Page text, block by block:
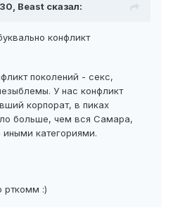
Beast сказал:
конфликт
поколений - секс,
У нас конфликт
корпорат, в пиках
больше, чем вся Самара,
категориями.
рткомм :)